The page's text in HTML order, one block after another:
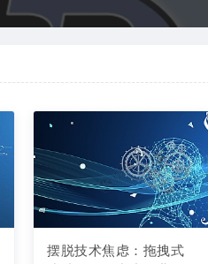
摆脱技术焦虑：拖拽式